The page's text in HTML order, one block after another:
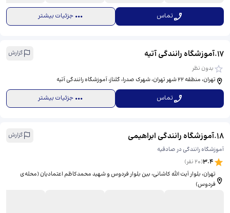
تماس جزئیات بیشتر
17
.آموزشگاه رانندگی آتیه
گزارش
بدون نظر
تهران، منطقه ۲۲ شهر تهران، شهرک صدرا، گلناز، ​آموزشگاه رانندگی آتیه
تماس جزئیات بیشتر
18
.آموزشگاه رانندگی ابراهیمی
گزارش
آموزشگاه رانندگی در صادقیه
3.4
(
20نفر)
تهران، بلوار آیت الله کاشانی، بین بلوار فردوس و شهید محمدکاظم اعتمادیان (محله‌ی
فردوس)